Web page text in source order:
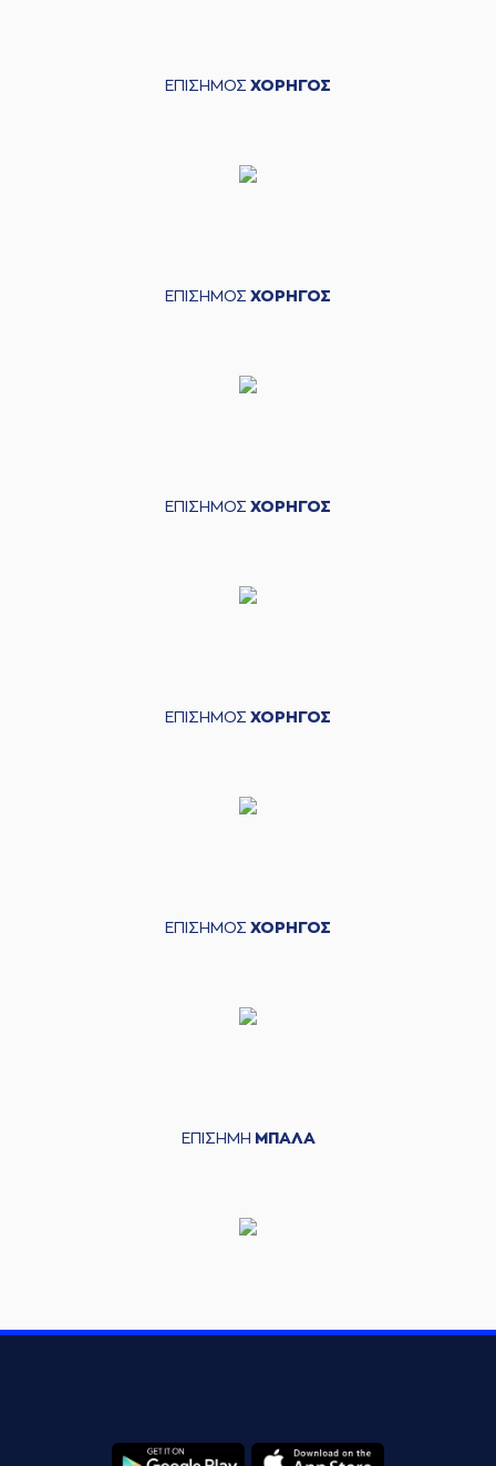
ΕΠΙΣΗΜΟΣ ΧΟΡΗΓΟΣ
ΕΠΙΣΗΜΟΣ ΧΟΡΗΓΟΣ
ΕΠΙΣΗΜΟΣ ΧΟΡΗΓΟΣ
ΕΠΙΣΗΜΟΣ ΧΟΡΗΓΟΣ
ΕΠΙΣΗΜΟΣ ΧΟΡΗΓΟΣ
ΕΠΙΣΗΜΗ ΜΠΑΛΑ